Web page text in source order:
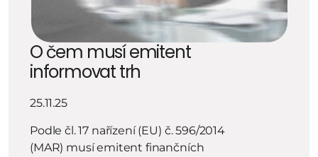
O čem musí emitent
informovat trh
25.11.25
Podle čl. 17 nařízení (EU) č. 596/2014
(MAR) musí emitent finančních